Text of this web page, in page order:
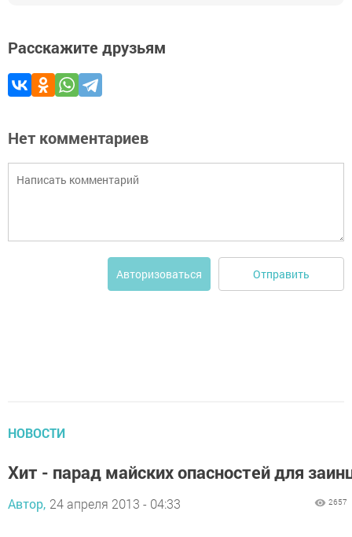
Расскажите друзьям
Нет комментариев
Авторизоваться Отправить
НОВОСТИ
Хит - парад майских опасностей для
Автор, 24 апреля 2013 - 04:33 2657